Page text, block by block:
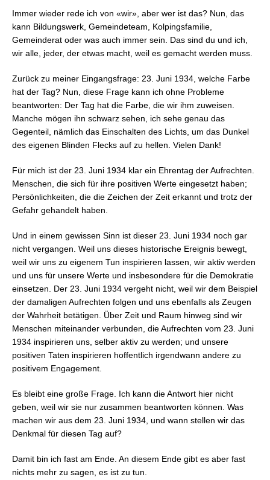
Immer wieder rede ich von «wir», aber wer ist das? Nun, das
kann Bildungswerk, Gemeindeteam, Kolpingsfamilie,
Gemeinderat oder was auch immer sein. Das sind du und ich,
wir alle, jeder, der etwas macht, weil es gemacht werden muss.
Zurück zu meiner Eingangsfrage: 23. Juni 1934, welche Farbe
hat der Tag? Nun, diese Frage kann ich ohne Probleme
beantworten: Der Tag hat die Farbe, die wir ihm zuweisen.
Manche mögen ihn schwarz sehen, ich sehe genau das
Gegenteil, nämlich das Einschalten des Lichts, um das Dunkel
des eigenen Blinden Flecks auf zu hellen. Vielen Dank!
Für mich ist der 23. Juni 1934 klar ein Ehrentag der Aufrechten.
Menschen, die sich für ihre positiven Werte eingesetzt haben;
Persönlichkeiten, die die Zeichen der Zeit erkannt und trotz der
Gefahr gehandelt haben.
Und in einem gewissen Sinn ist dieser 23. Juni 1934 noch gar
nicht vergangen. Weil uns dieses historische Ereignis bewegt,
weil wir uns zu eigenem Tun inspirieren lassen, wir aktiv werden
und uns für unsere Werte und insbesondere für die Demokratie
einsetzen. Der 23. Juni 1934 vergeht nicht, weil wir dem Beispiel
der damaligen Aufrechten folgen und uns ebenfalls als Zeugen
der Wahrheit betätigen. Über Zeit und Raum hinweg sind wir
Menschen miteinander verbunden, die Aufrechten vom 23. Juni
1934 inspirieren uns, selber aktiv zu werden; und unsere
positiven Taten inspirieren hoffentlich irgendwann andere zu
positivem Engagement.
Es bleibt eine große Frage. Ich kann die Antwort hier nicht
geben, weil wir sie nur zusammen beantworten können. Was
machen wir aus dem 23. Juni 1934, und wann stellen wir das
Denkmal für diesen Tag auf?
Damit bin ich fast am Ende. An diesem Ende gibt es aber fast
nichts mehr zu sagen, es ist zu tun.